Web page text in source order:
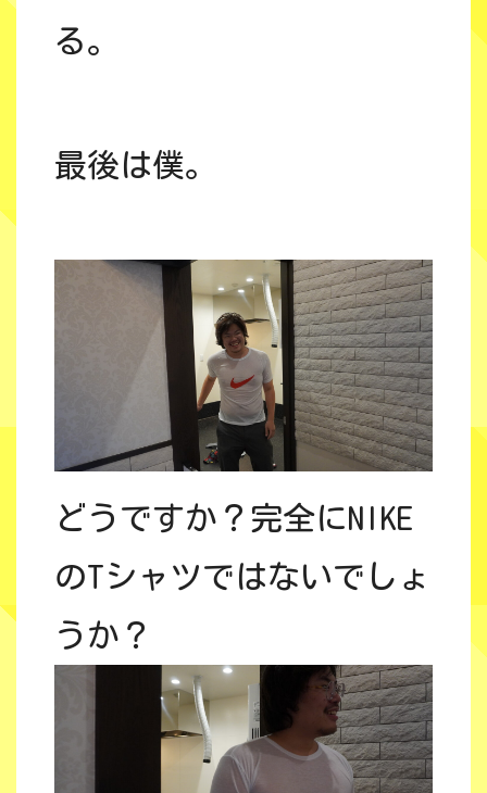
る。
最後は僕。
どうですか？完全にNIKE
のTシャツではないでしょ
うか？